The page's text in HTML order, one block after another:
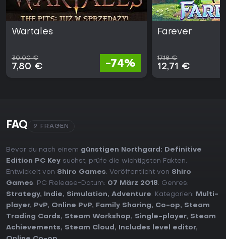
Wartales
30,00 €
7,80 € -74%
Farever
17,18 €
12,71 €
FAQ 9 FRAGEN
Bevor du nach einem günstigen Northgard: Definitive
Edition PC Key suchst, prüfe die wichtigsten Fakten.
Entwickelt von Shiro Games. Veröffentlicht von Shiro
Games. PC Release-Datum: 07 März 2018. Genres:
Strategy, Indie, Simulation, Adventure. Kategorien:
Multi-
player, PvP, Online PvP, Family Sharing, Co-op, Steam
Trading Cards, Steam Workshop, Single-player, Steam
Achievements, Steam Cloud , Includes level editor,